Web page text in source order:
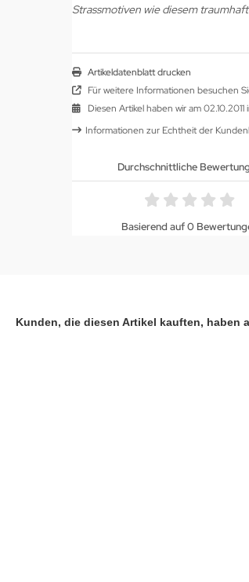
Strassmotiven wie diesem
Artikeldatenblatt drucken
Für weitere Informationen besuchen
Diesen Artikel haben wir am
Informationen zur Echtheit der
Durchschnittliche
Basierend auf 0
Kunden, die diesen Artikel kauften, haben